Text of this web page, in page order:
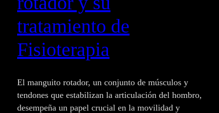
tratamiento de
Fisioterapia
El manguito rotador, un conjunto de músculos y
tendones que estabilizan la articulación del hombro,
desempeña un papel crucial en la movilidad y